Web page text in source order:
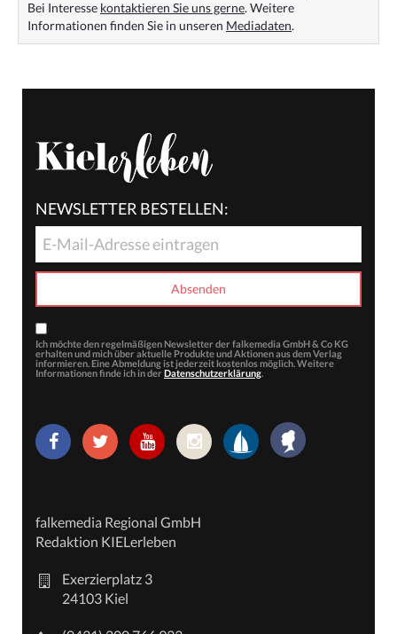
Bei Interesse kontaktieren Sie uns gerne. Weitere
Informationen finden Sie in unseren Mediadaten.
NEWSLETTER BESTELLEN:
Ich möchte den regelmäßigen Newsletter der falkemedia GmbH & Co KG
erhalten und mich über aktuelle Produkte und Aktionen aus dem Verlag
informieren. Eine Abmeldung ist jederzeit kostenlos möglich. Weitere
Informationen finde ich in der Datenschutzerklärung.
falkemedia Regional GmbH
Redaktion KIELerleben
Exerzierplatz 3
24103 Kiel